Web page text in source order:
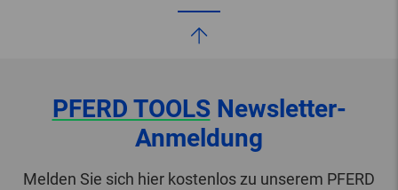
PFERD TOOLSNewsletter-
Anmeldung
Melden Sie sich hier kostenlos zu unserem PFERD